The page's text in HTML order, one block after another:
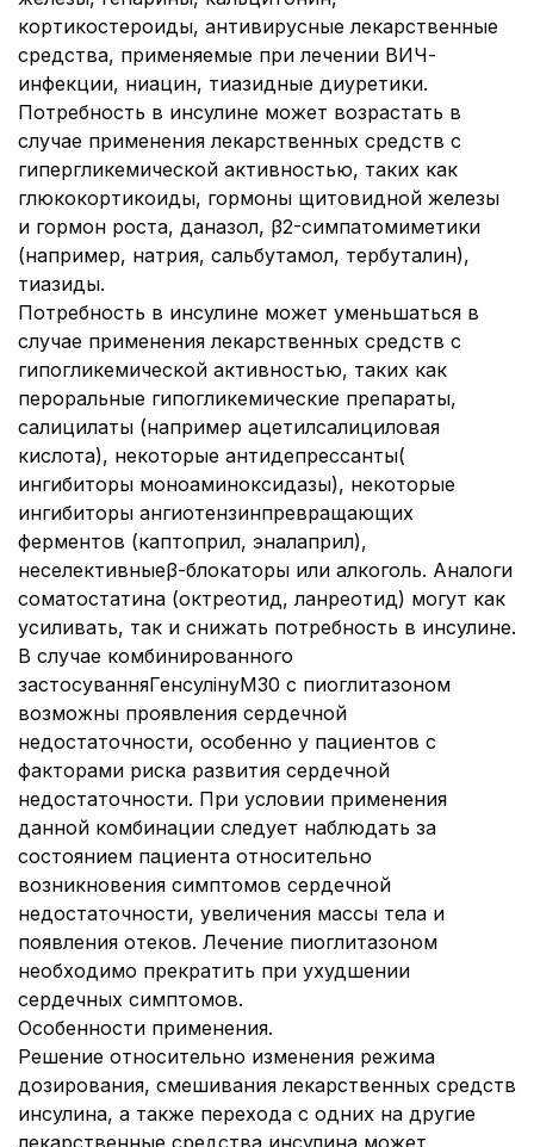
кортикостероиды, антивирусные лекарственные
средства, применяемые при лечении ВИЧ-
инфекции, ниацин, тиазидные диуретики.
Потребность в инсулине может возрастать в
случае применения лекарственных средств с
гипергликемической активностью, таких как
глюкокортикоиды, гормоны щитовидной железы
и гормон роста, даназол, β2-симпатомиметики
(например, натрия, сальбутамол, тербуталин),
тиазиды.
Потребность в инсулине может уменьшаться в
случае применения лекарственных средств с
гипогликемической активностью, таких как
пероральные гипогликемические препараты,
салицилаты (например ацетилсалициловая
кислота), некоторые антидепрессанты(
ингибиторы моноаминоксидазы), некоторые
ингибиторы ангиотензинпревращающих
ферментов (каптоприл, эналаприл),
неселективныеβ-блокаторы или алкоголь. Аналоги
соматостатина (октреотид, ланреотид) могут как
усиливать, так и снижать потребность в инсулине.
В случае комбинированного
застосуванняГенсулінуМ30 с пиоглитазоном
возможны проявления сердечной
недостаточности, особенно у пациентов с
факторами риска развития сердечной
недостаточности. При условии применения
данной комбинации следует наблюдать за
состоянием пациента относительно
возникновения симптомов сердечной
недостаточности, увеличения массы тела и
появления отеков. Лечение пиоглитазоном
необходимо прекратить при ухудшении
сердечных симптомов.
Особенности применения.
Решение относительно изменения режима
дозирования, смешивания лекарственных средств
инсулина, а также перехода с одних на другие
лекарственные средства инсулина может